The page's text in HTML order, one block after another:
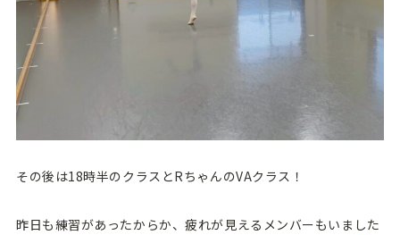
その後は18時半のクラスとRちゃんのVAクラス！
昨日も練習があったからか、疲れが見えるメンバーもいました